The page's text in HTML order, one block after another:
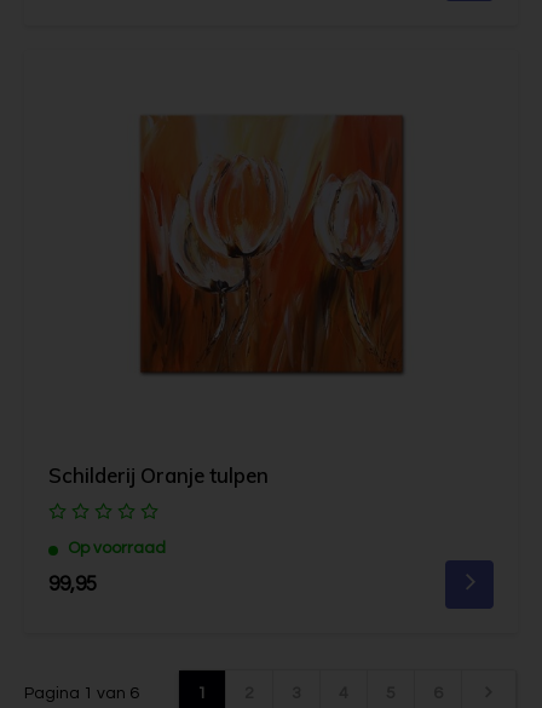
Schilderij Oranje tulpen
Op voorraad
99,95
Pagina 1 van 6 1